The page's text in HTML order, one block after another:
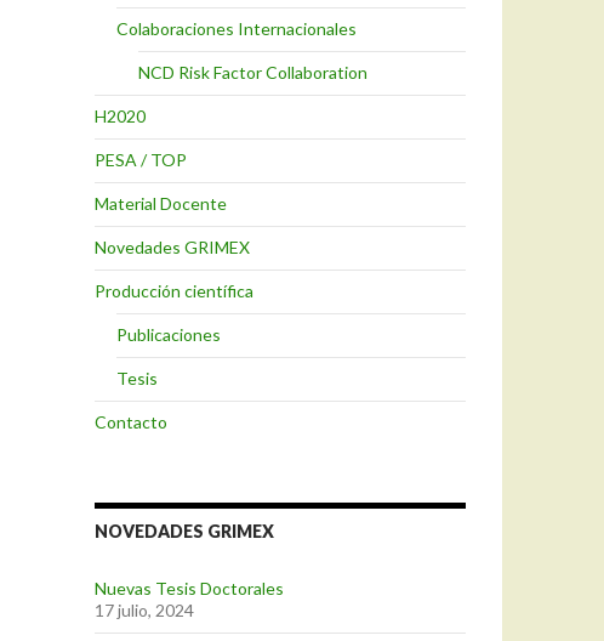
Colaboraciones Internacionales
NCD Risk Factor Collaboration
H2020
PESA / TOP
Material Docente
Novedades GRIMEX
Producción científica
Publicaciones
Tesis
Contacto
NOVEDADES GRIMEX
Nuevas Tesis Doctorales
17 julio, 2024